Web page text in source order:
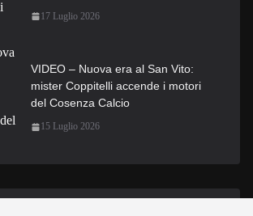
17 Luglio 2026
VIDEO – Nuova era al San Vito:
mister Coppitelli accende i motori
del Cosenza Calcio
15 Luglio 2026